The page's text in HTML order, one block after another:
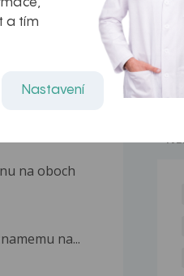
na oboch
na...
a tím
Nastavení